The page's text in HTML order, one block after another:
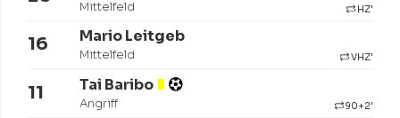
Mittelfeld HZ'
16 Mario Leitgeb
Mittelfeld VHZ'
11 Tai Baribo
Angriff 90+2'